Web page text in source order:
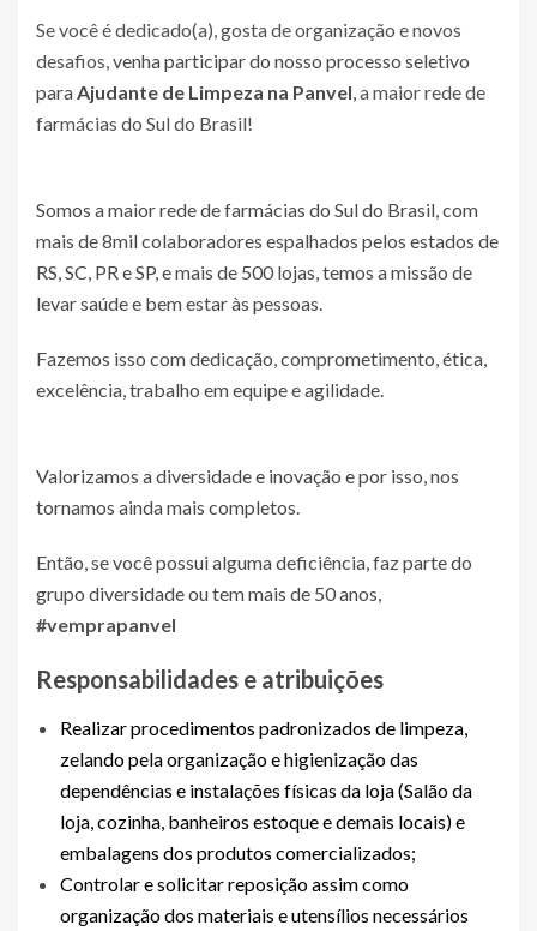
Se você é dedicado(a), gosta de organização e novos
desafios,venha participar do nosso processo seletivo
paraAjudante de Limpeza na Panvel,a maior rede de
farmácias do Sul do Brasil!
Somos a maior rede de farmácias do Sul do Brasil, com
mais de 8mil colaboradores espalhados pelos estados de
RS, SC, PR e SP, e mais de 500 lojas, temos a missão de
levar saúde e bem estar às pessoas.
Fazemos isso com dedicação, comprometimento, ética,
excelência, trabalho em equipe e agilidade.
Valorizamos a diversidade e inovação e por isso, nos
tornamos ainda mais completos.
Então, se você possui alguma deficiência, faz parte do
grupo diversidade ou tem mais de 50 anos,
#vemprapanvel
Responsabilidades e atribuições
Realizar procedimentos padronizados de limpeza,
zelando pela organização e higienização das
dependências e instalações físicas da loja (Salão da
loja, cozinha, banheiros estoque e demais locais) e
embalagens dos produtos comercializados;
Controlar e solicitar reposição assim como
organização dos materiais e utensílios necessários